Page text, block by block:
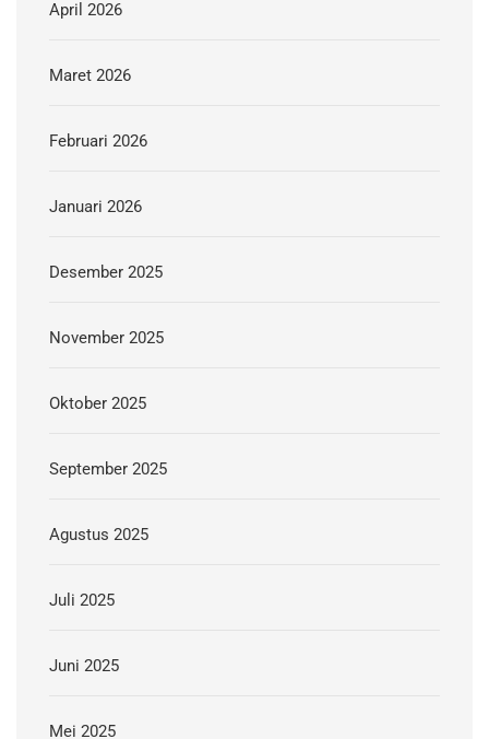
April 2026
Maret 2026
Februari 2026
Januari 2026
Desember 2025
November 2025
Oktober 2025
September 2025
Agustus 2025
Juli 2025
Juni 2025
Mei 2025